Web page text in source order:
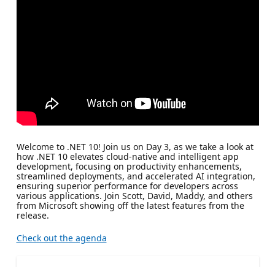
Welcome to .NET 10! Join us on Day 3, as we take a look at
how .NET 10 elevates cloud-native and intelligent app
development, focusing on productivity enhancements,
streamlined deployments, and accelerated AI integration,
ensuring superior performance for developers across
various applications. Join Scott, David, Maddy, and others
from Microsoft showing off the latest features from the
release.
Check out the agenda